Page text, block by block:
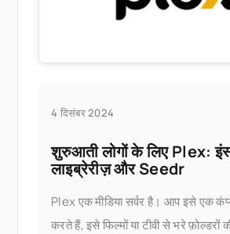
4 दिसंबर 2024
शुरुआती लोगों के लिए Plex:
लाइब्रेरीज़ और Seedr
Plex एक मीडिया सर्वर है। आप इसे एक
करते हैं, इसे फिल्मों या टीवी से भरे